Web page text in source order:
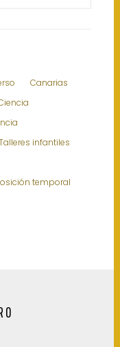
Canarias
infantiles
temporal